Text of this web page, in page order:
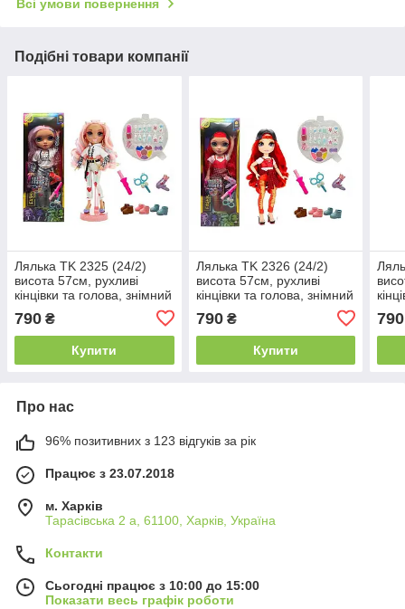
Всі умови повернення
Подібні товари компанії
Лялька TK 2325 (24/2)
висота 57см, рухливі
кінцівки та голова, знімний
нігті, лак, 2 каблучки, фен,
790 ₴
Купити
Лялька TK 2326 (24/2)
висота 57см, рухливі
кінцівки та голова, знімний
нігті, лак, 2 каблучки, фен,
790₴
Купити
790
Про нас
96% позитивних з 123 відгуків за рік
Працює з 23.07.2018
м. Харків
Тарасівська 2 а, 61100, Харків, Україна
Контакти
Сьогодні працює з 10:00 до 15:00
Показати весь графік роботи